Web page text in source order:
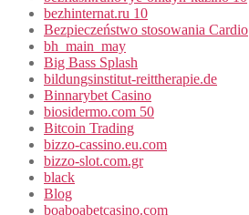
bezhinternat.ru 10
Bezpieczeństwo stosowania Cardio
bh_main_may
Big Bass Splash
bildungsinstitut-reittherapie.de
Binnarybet Casino
biosidermo.com 50
Bitcoin Trading
bizzo-cassino.eu.com
bizzo-slot.com.gr
black
Blog
boaboabetcasino.com